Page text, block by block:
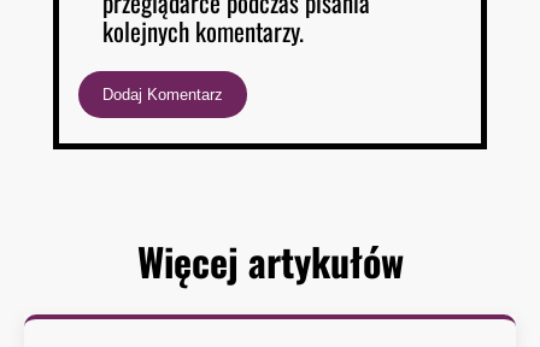
kolejnych komentarzy.
Więcej artykułów